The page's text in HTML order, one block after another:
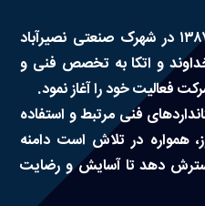
شرکت آدر توان نامی در سال ۱۳۸۷ در شهرک صنعتی نصیرآباد
و اتکا به تخصص فنی و
فعالیت خود را آغاز نمود.
فنی مرتبط و استفاده
همواره در تلاش است دامنه
دهد تا آسایش و رضایت